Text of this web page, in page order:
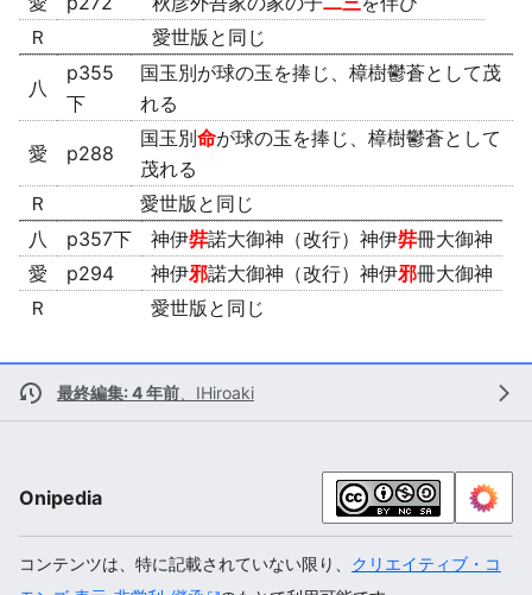
Ｒ
愛世版と同じ
八
p355
下
国玉別が球の玉を捧じ、樟樹鬱蒼として茂
れる
愛 p288
国玉別命が球の玉を捧じ、樟樹鬱蒼として
茂れる
Ｒ
愛世版と同じ
八
p357下 神伊弉諾大御神（改行）神伊弉冊大御神
愛
p294 神伊邪諾大御神（改行）神伊邪冊大御神
Ｒ
愛世版と同じ
最終編集: 4 年前 IHiroaki
Onipedia
コンテンツは、特に記載されていない限り、 クリエイティブ・コ